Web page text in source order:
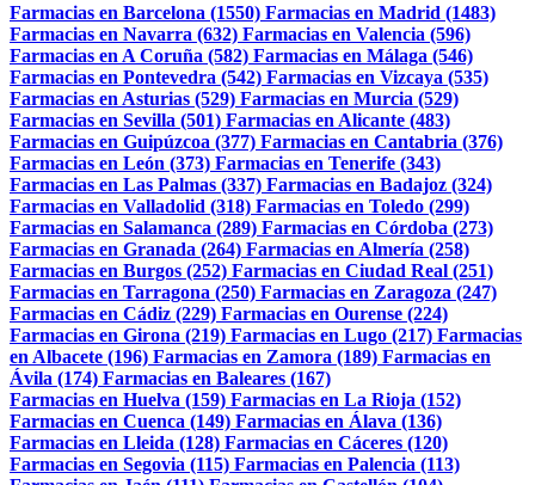
Farmacias en Barcelona (1550) Farmacias en Madrid (1483)
Farmacias en Navarra (632) Farmacias en Valencia (596)
Farmacias en A Coruña (582) Farmacias en Málaga (546)
Farmacias en Pontevedra (542) Farmacias en Vizcaya (535)
Farmacias en Asturias (529) Farmacias en Murcia (529)
Farmacias en Sevilla (501) Farmacias en Alicante (483)
Farmacias en Guipúzcoa (377) Farmacias en Cantabria (376)
Farmacias en León (373) Farmacias en Tenerife (343)
Farmacias en Las Palmas (337) Farmacias en Badajoz (324)
Farmacias en Valladolid (318) Farmacias en Toledo (299)
Farmacias en Salamanca (289) Farmacias en Córdoba (273)
Farmacias en Granada (264) Farmacias en Almería (258)
Farmacias en Burgos (252) Farmacias en Ciudad Real (251)
Farmacias en Tarragona (250) Farmacias en Zaragoza (247)
Farmacias en Cádiz (229) Farmacias en Ourense (224)
Farmacias en Girona (219) Farmacias en Lugo (217) Farmacias
en Albacete (196) Farmacias en Zamora (189) Farmacias en
Ávila (174) Farmacias en Baleares (167)
Farmacias en Huelva (159) Farmacias en La Rioja (152)
Farmacias en Cuenca (149) Farmacias en Álava (136)
Farmacias en Lleida (128) Farmacias en Cáceres (120)
Farmacias en Segovia (115) Farmacias en Palencia (113)